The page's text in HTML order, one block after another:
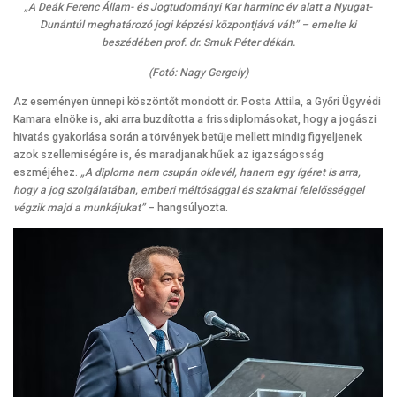
„A Deák Ferenc Állam- és Jogtudományi Kar harminc év alatt a Nyugat-
Dunántúl meghatározó jogi képzési központjává vált” – emelte ki
beszédében prof. dr. Smuk Péter dékán.
(Fotó: Nagy Gergely)
Az eseményen ünnepi köszöntőt mondott dr. Posta Attila, a Győri Ügyvédi
Kamara elnöke is, aki arra buzdította a frissdiplomásokat, hogy a jogászi
hivatás gyakorlása során a törvények betűje mellett mindig figyeljenek
azok szellemiségére is, és maradjanak hűek az igazságosság
eszméjéhez. „A diploma nem csupán oklevél, hanem egy ígéret is arra,
hogy a jog szolgálatában, emberi méltósággal és szakmai felelősséggel
végzik majd a munkájukat”– hangsúlyozta.